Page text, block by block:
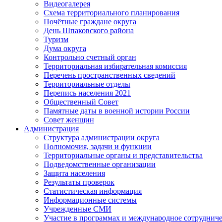
Видеогалерея
Схема территориального планирования
Почётные граждане округа
День Шпаковского района
Туризм
Дума округа
Контрольно счетный орган
Территориальная избирательная комиссия
Перечень пространственных сведений
Территориальные отделы
Перепись населения 2021
Общественный Совет
Памятные даты в военной истории России
Совет женщин
Администрация
Структура администрации округа
Полномочия, задачи и функции
Территориальные органы и представительства
Подведомственные организации
Защита населения
Результаты проверок
Статистическая информация
Информационные системы
Учрежденные СМИ
Участие в программах и международное